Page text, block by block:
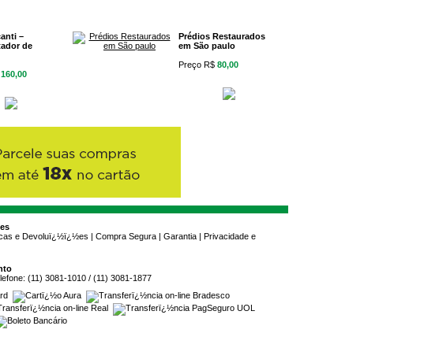
–
de
160,00
Prédios Restaurados
em São paulo
Preço R$ 80,00
e Devoluï¿½ï¿½es Compra Segura Garantia
Privacidade e
(11) 3081-1010 / (11) 3081-1877